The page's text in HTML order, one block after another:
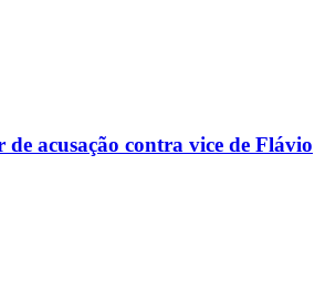
acusação contra vice de Flávio